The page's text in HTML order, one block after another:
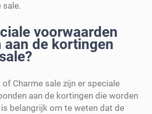
sale.
voorwaarden
aan de kortingen
Charme sale zijn er speciale
aan de kortingen die worden
belangrijk om te weten dat de